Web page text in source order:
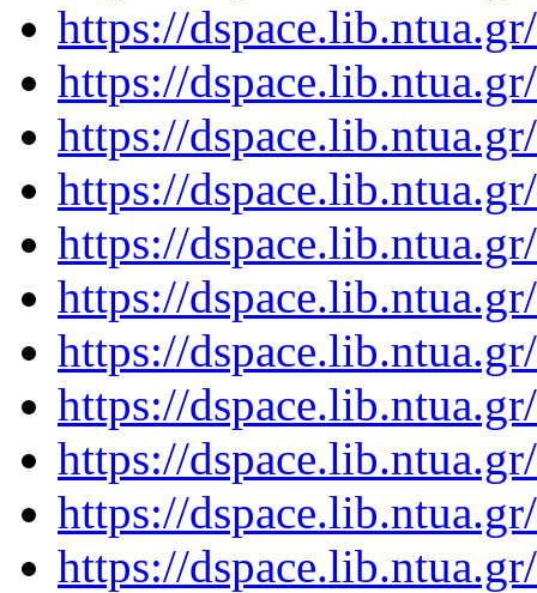
https://
https://
https://
https://
https://
https://
https://
https://
https://
https://
https://